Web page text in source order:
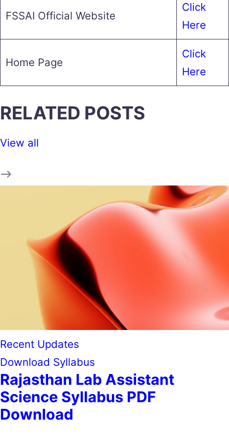
FSSAI Official Website
Click
Here
Home Page
Click
Here
RELATED POSTS
View all
Recent Updates
Download Syllabus
Rajasthan Lab Assistant
Science Syllabus PDF
Download